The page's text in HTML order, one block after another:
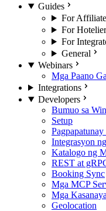
Guides
For
For
For
General
Webinars
Mga Paano
Integrations
Developers
Bumuo sa
Setup
Integrasyon
Katalogo ng
REST at
Booking Sync
Mga MCP
Mga
Geolocation